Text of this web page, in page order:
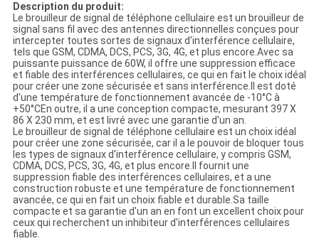
Description du produit:
Le brouilleur de signal de téléphone cellulaire est un brouilleur de
signal sans fil avec des antennes directionnelles conçues pour
intercepter toutes sortes de signaux d'interférence cellulaire,
tels que GSM, CDMA, DCS, PCS, 3G, 4G, et plus encore.Avec sa
puissante puissance de 60W, il offre une suppression efficace
et fiable des interférences cellulaires, ce qui en fait le choix idéal
pour créer une zone sécurisée et sans interférence.Il est doté
d'une température de fonctionnement avancée de -10°C à
+50°CEn outre, il a une conception compacte, mesurant 397 X
86 X 230 mm, et est livré avec une garantie d'un an.
Le brouilleur de signal de téléphone cellulaire est un choix idéal
pour créer une zone sécurisée, car il a le pouvoir de bloquer tous
les types de signaux d'interférence cellulaire, y compris GSM,
CDMA, DCS, PCS, 3G, 4G, et plus encore.Il fournit une
suppression fiable des interférences cellulaires, et a une
construction robuste et une température de fonctionnement
avancée, ce qui en fait un choix fiable et durable.Sa taille
compacte et sa garantie d'un an en font un excellent choix pour
ceux qui recherchent un inhibiteur d'interférences cellulaires
fiable.